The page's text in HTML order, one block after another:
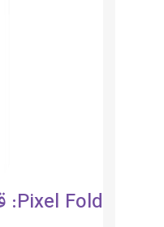
Pixel Fold: قدرت و نوآوری در گوشی تاشو